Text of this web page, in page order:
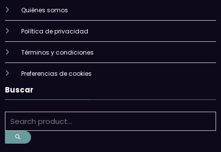
Quiénes somos
Política de privacidad
Términos y condiciones
Preferencias de cookies
Buscar